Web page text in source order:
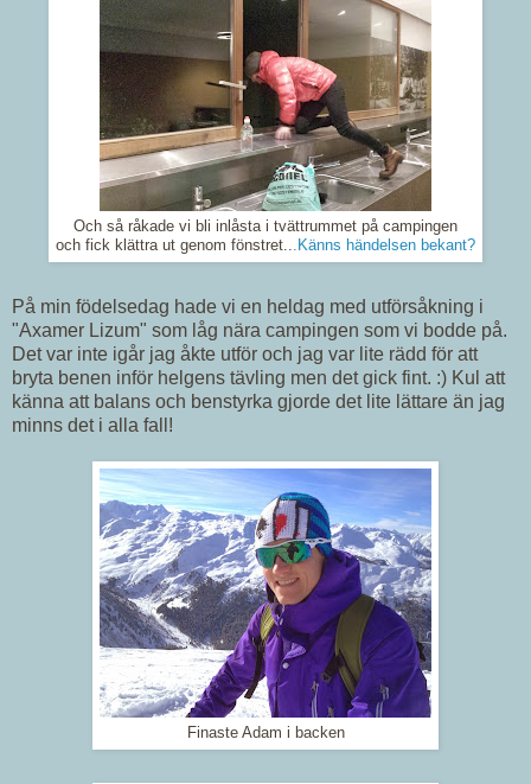
Och så råkade vi bli inlåsta i tvättrummet på campingen
och fick klättra ut genom fönstret...Känns händelsen bekant?
På min födelsedag hade vi en heldag med utförsåkning i
"Axamer Lizum" som låg nära campingen som vi bodde på.
Det var inte igår jag åkte utför och jag var lite rädd för att
bryta benen inför helgens tävling men det gick fint. :) Kul att
känna att balans och benstyrka gjorde det lite lättare än jag
minns det i alla fall!
Finaste Adam i backen